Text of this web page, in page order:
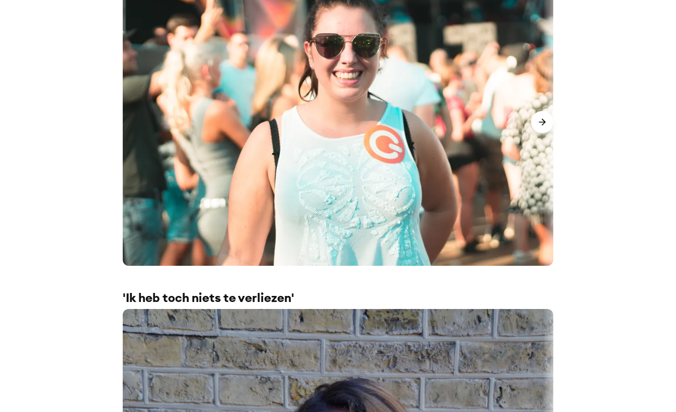
'Ik heb toch niets te verliezen'